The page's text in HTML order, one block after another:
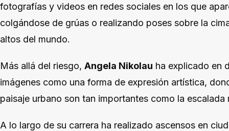
fotografías y videos en redes sociales en los que
colgándose de grúas o realizando poses sobre la
altos del mundo.
Más allá del riesgo, Angela Nikolau ha explicado en
imágenes como una forma de expresión artística,
paisaje urbano son tan importantes como la escalada
A lo largo de su carrera ha realizado ascensos en